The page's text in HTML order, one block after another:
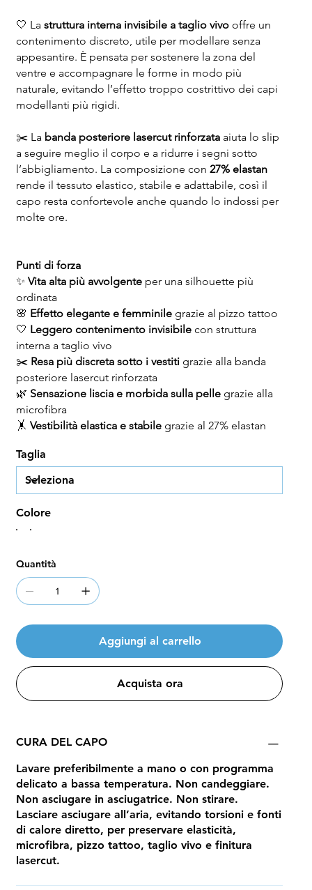
🤍 La struttura interna invisibile a taglio vivooffre un
contenimento discreto, utile per modellare senza
appesantire. È pensata per sostenere la zona del
ventre e accompagnare le forme in modo più
naturale, evitando l’effetto troppo costrittivo dei capi
modellanti più rigidi.
✂️ La banda posteriore lasercut rinforzataaiuta lo slip
a seguire meglio il corpo e a ridurre i segni sotto
l’abbigliamento. La composizione con 27% elastan
rende il tessuto elastico, stabile e adattabile, così il
capo resta confortevole anche quando lo indossi per
molte ore.
Punti di forza
✨ Vita alta più avvolgenteper una silhouette più
ordinata
🌸 Effetto elegante e femminilegrazie al pizzo tattoo
🤍 Leggero contenimento invisibilecon struttura
interna a taglio vivo
✂️ Resa più discreta sotto i vestitigrazie alla banda
posteriore lasercut rinforzata
🌿 Sensazione liscia e morbida sulla pellegrazie alla
microfibra
🤸 Vestibilità elastica e stabilegrazie al 27% elastan
Taglia
Colore
Quantità
Aggiungi al carrello
Acquista ora
CURA DEL CAPO
Lavare preferibilmente a mano o con programma
delicato a bassa temperatura. Non candeggiare.
Non asciugare in asciugatrice. Non stirare.
Lasciare asciugare all’aria, evitando torsioni e fonti
di calore diretto, per preservare elasticità,
microfibra, pizzo tattoo, taglio vivo e finitura
lasercut.